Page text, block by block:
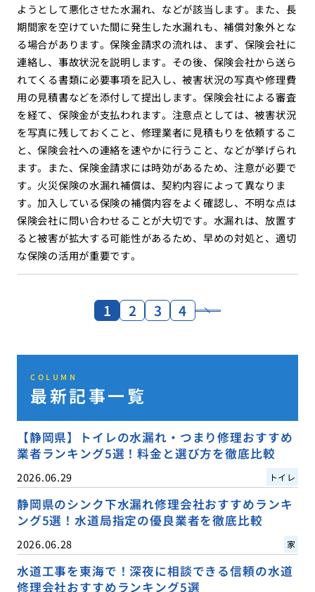
ようとして悪化させた水漏れ、などが該当します。また、長
期間家を空けていた間に発生した水漏れも、補償対象外とな
る場合があります。保険金請求の流れは、まず、保険会社に
連絡し、事故状況を説明します。その後、保険会社から送ら
れてくる書類に必要事項を記入し、被害状況の写真や修理費
用の見積書などを添付して提出します。保険会社による審査
を経て、保険金が支払われます。注意点としては、被害状況
を写真に残しておくこと、修理業者に見積もりを依頼するこ
と、保険会社への連絡を速やかに行うこと、などが挙げられ
ます。また、保険金請求には時効があるため、注意が必要で
す。火災保険の水漏れ補償は、契約内容によって異なりま
す。加入している保険の補償内容をよく確認し、不明な点は
保険会社に問い合わせることが大切です。水漏れは、放置す
ると被害が拡大する可能性があるため、早めの対処と、適切
な保険の活用が重要です。
1 2 3 4
COLUMN
最新記事一覧
【静岡県】トイレの水漏れ・つまり修理おすすめ
業者ランキング5選！料金と選び方を徹底比較
2026.06.29 トイレ
静岡県のシンク下水漏れ修理会社おすすめランキ
ング5選！水道局指定の優良業者を徹底比較
2026.06.28 家
水道工事を東海で！深夜に相談できる信頼の水道
修理会社おすすめランキング5選